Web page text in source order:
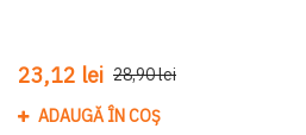
23,12 lei 28,90 lei
ADAUGĂ ÎN COȘ